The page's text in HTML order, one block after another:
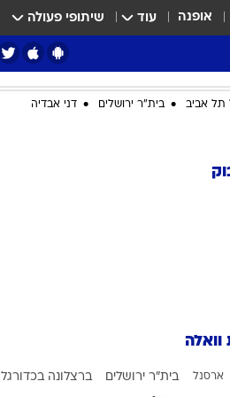
אופנה עוד שיתופי פעולה
תל אביב בית"ר ירושלים דני אבדיה
וואלה
ארסנל בית"ר ירושלים ברצלונה בכדורגל